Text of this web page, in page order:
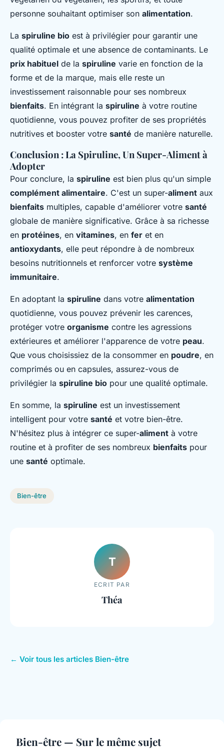
personne souhaitant optimiser son alimentation.
La spiruline bio est à privilégier pour garantir une
qualité optimale et une absence de contaminants. Le
prix habituel de la spiruline varie en fonction de la
forme et de la marque, mais elle reste un
investissement raisonnable pour ses nombreux
bienfaits. En intégrant la spiruline à votre routine
quotidienne, vous pouvez profiter de ses propriétés
nutritives et booster votre santé de manière naturelle.
Conclusion : La Spiruline, Un Super-Aliment à
Adopter
Pour conclure, la spiruline est bien plus qu'un simple
complément alimentaire. C'est un super-aliment aux
bienfaits multiples, capable d'améliorer votre santé
globale de manière significative. Grâce à sa richesse
en protéines, en vitamines, en fer et en
antioxydants, elle peut répondre à de nombreux
besoins nutritionnels et renforcer votre système
immunitaire.
En adoptant la spiruline dans votre alimentation
quotidienne, vous pouvez prévenir les carences,
protéger votre organisme contre les agressions
extérieures et améliorer l'apparence de votre peau.
Que vous choisissiez de la consommer en poudre, en
comprimés ou en capsules, assurez-vous de
privilégier la spiruline bio pour une qualité optimale.
En somme, la spiruline est un investissement
intelligent pour votre santé et votre bien-être.
N'hésitez plus à intégrer ce super-aliment à votre
routine et à profiter de ses nombreux bienfaits pour
une santé optimale.
Bien-être
T
ECRIT PAR
Théa
← Voir tous les articles Bien-être
Bien-être — Sur le même sujet